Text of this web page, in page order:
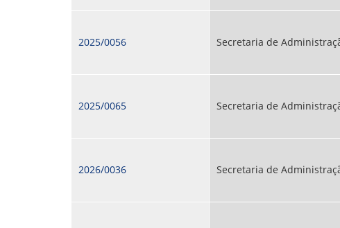
2025/0056 Secretaria de
2025/0065 Secretaria de
2026/0036 Secretaria de